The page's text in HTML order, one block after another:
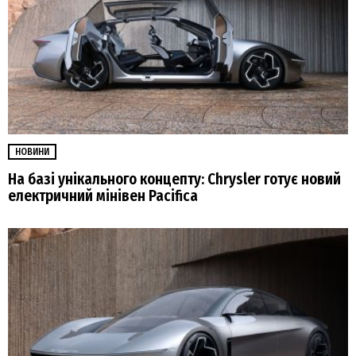
НОВИНИ
На базі унікального концепту: Chrysler готує новий
електричний мінівен Pacifica